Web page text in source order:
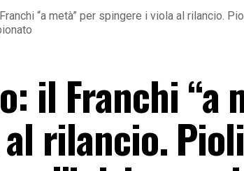
“a metà” per spingere i viola al rilancio.
il Franchi “a
rilancio.